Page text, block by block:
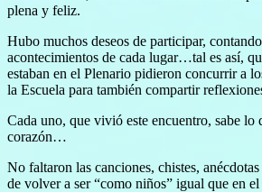
plena y feliz.
Hubo muchos deseos de participar,
acontecimientos de cada lugar…tal es así,
estaban en el Plenario pidieron concurrir a
la Escuela para también compartir
Cada uno, que vivió este encuentro, sabe lo
corazón…
No faltaron las canciones, chistes,
de volver a ser “como niños” igual que en